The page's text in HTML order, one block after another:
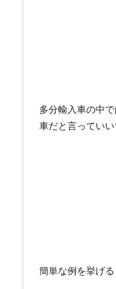
多分輸入車の中
車だと言っていい
簡単な例を挙げる